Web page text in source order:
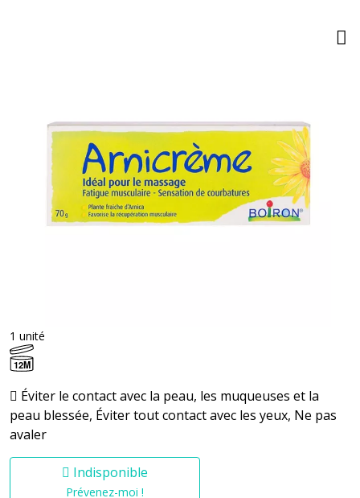
1 unité
12M
Éviter le contact avec la peau, les muqueuses et la
peau blessée, Éviter tout contact avec les yeux, Ne pas
avaler
Indisponible
Prévenez-moi !